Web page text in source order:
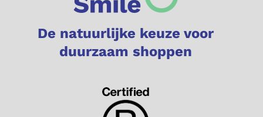
De natuurlijke keuze voor
duurzaam shoppen